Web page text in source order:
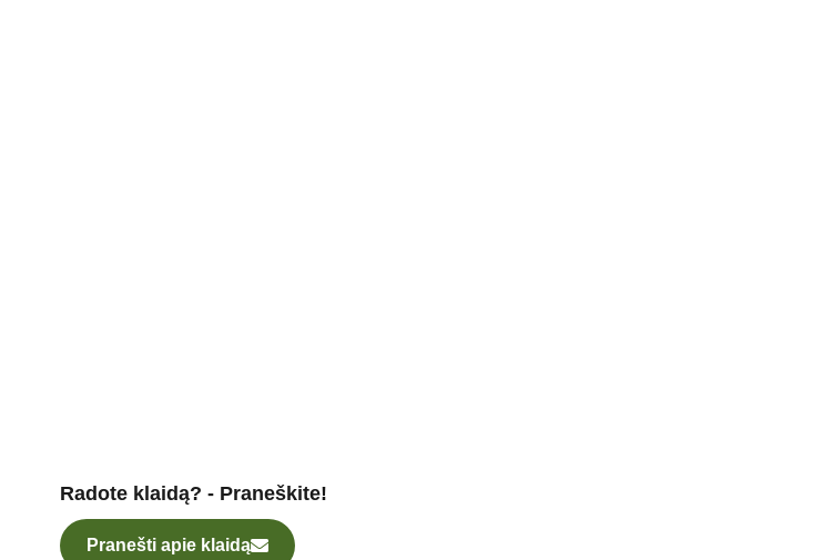
Radote klaidą? - Praneškite!
Pranešti apie klaidą